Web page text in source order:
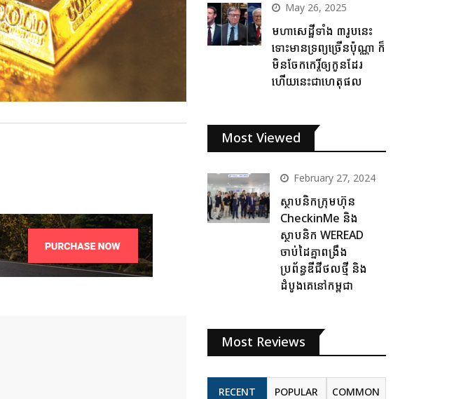
May 26, 2025
មហាសេដ្ឋីទាំង ៣រូបនេះ
ទោះមានទ្រព្យច្រើនប៉ុណ្ណា ក៏
មិនចែកកេរ្តិ៍ឲ្យកូនដែរ
ហើយនេះជាហេតុផល
Most Viewed
February 27, 2024
ស្ថាបនិកក្រុមហ៊ុន
CheckinMe និង
ស្ថាបនិក WEREAD
ចាប់ដៃគ្នាពង្រឹង
ប្រព័ន្ធឌីជីថលថ្មី និង
ដំបូងគេនៅកម្ពុជា
Most Reviews
RECENT POPULAR COMMON